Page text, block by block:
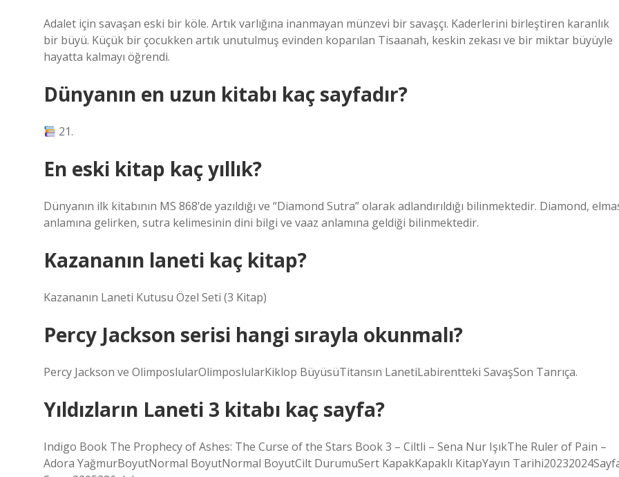
Adalet için savaşan eski bir köle. Artık varlığına inanmayan münzevi bir savaşçı. Kaderlerini birleştiren karanlık
bir büyü. Küçük bir çocukken artık unutulmuş evinden koparılan Tisaanah, keskin zekası ve bir miktar büyüyle
hayatta kalmayı öğrendi.
Dünyanın en uzun kitabı kaç sayfadır?
21.
En eski kitap kaç yıllık?
Dünyanın ilk kitabının MS 868’de yazıldığı ve “Diamond Sutra” olarak adlandırıldığı bilinmektedir. Diamond,
anlamına gelirken, sutra kelimesinin dini bilgi ve vaaz anlamına geldiği bilinmektedir.
Kazananın laneti kaç kitap?
Kazananın Laneti Kutusu Özel Seti (3 Kitap)
Percy Jackson serisi hangi sırayla okunmalı?
Percy Jackson ve OlimposlularOlimposlularKiklop BüyüsüTitansın LanetiLabirentteki SavaşSon Tanrıça.
Yıldızların Laneti 3 kitabı kaç sayfa?
Indigo Book The Prophecy of Ashes: The Curse of the Stars Book 3 – Ciltli – Sena Nur IşıkThe Ruler of Pain –
Adora YağmurBoyutNormal BoyutNormal BoyutCilt DurumuSert KapakKapaklı KitapYayın